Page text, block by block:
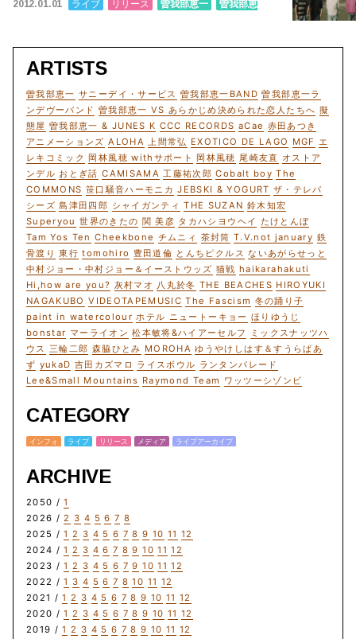
2012.01.01 ライブ リリース 曽我部恵一
曽我部恵
ARTISTS
曽我部恵一 サニーデイ・サービス 曽我部恵一BAND 曽我部恵一ラ
ンデヴーバンド 曽我部恵一 VS あらかじめ決められた恋人たちへ 擬
態屋 曽我部恵一 & JUNES K CCC RECORDS aCae 赤田あつき
アニメーションズ ALOHA 上間常弘 EXOTICO DE LAGO MGF エ
レキコミック 岡林風穂 withサポート 岡林風穂 尾崎友直 オストア
ンデル おとぎ話 CAMISAMA 工藤祐次郎 Cobalt boy The
COMMONS 笹口騒音ハーモニカ JEBSKI & YOGURT ザ・テレパ
シーズ 島津田四郎 シャイガンティ THE SUZAN 鈴木知宏
Superyou 世界のきたの 関 美彦 タカハシヨウヘイ たけとんぼ
Tam Yos Ten Cheekbone チムニィ 茶封筒 T.V.not january 鉄
骨渡り 東行 tomohiro 豊田道倫 とんちピクルス ないあがらせっと
中村ジョー・中村ジョー＆イーストウッズ 猫戦 haikarahakuti
Hi,how are you? 灰村マオ 八丸於冬 THE BEACHES HIROYUKI
NAGAKUBO VIDEOTAPEMUSIC The Fascism 冬の踊り子
paint in watercolour ホテル ニュートーキョー ほりゆうじ
bonstar マーライオン 松本敏将&ハイアーセルフ
ミックスナッツハ
ウス 三輪二郎 森脇ひとみ MOROHA ゆうやけしはす＆すうらばあ
ず yukaD 吉田カズマロ ライスボウル ランタンパレード
Lee&Small Mountains Raymond Team ワッツーシゾンビ
CATEGORY
インフォ ライブ リリース メディア ライブアーカイブ
ARCHIVE
2050 /1
2026 /2 3 4 5 6 7 8
2025 /1 2 3 4 5 6 7 8 9 10 11 12
2024 /1 2 3 4 6 7 8 9 10 11 12
2023 /1 2 3 4 5 6 7 9 10 11 12
2022 /1 3 4 5 6 7 8 10 11 12
2021 /1 2 3 4 5 6 7 8 9 10 11 12
2020 /1 2 3 4 5 6 7 8 9 10 11 12
2019 /1 2 3 4 5 6 7 8 9 10 11 12